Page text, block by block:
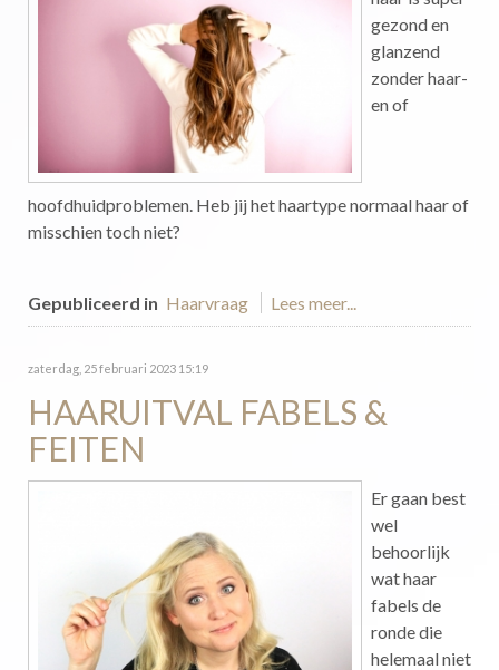
gezond en
glanzend
zonder haar-
en of
hoofdhuidproblemen. Heb jij het haartype normaal haar of
misschien toch niet?
Gepubliceerd in Haarvraag Lees meer...
zaterdag, 25 februari 2023 15:19
HAARUITVAL FABELS &
FEITEN
Er gaan best
wel
behoorlijk
wat haar
fabels de
ronde die
helemaal niet